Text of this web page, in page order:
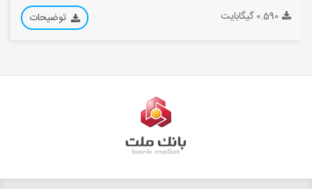
0.590 گیگابایت توضیحات